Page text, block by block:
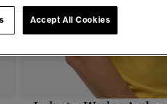
Accept All Cookies